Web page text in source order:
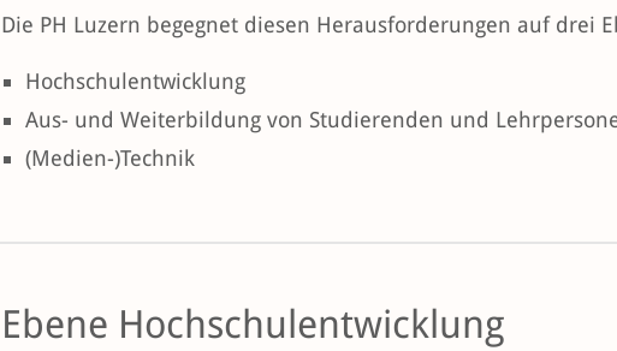
Die PH Luzern begegnet diesen Herausforderungen auf drei
Hochschulentwicklung
Aus- und Weiterbildung von Studierenden und
(Medien-)Technik
Ebene Hochschulentwicklung